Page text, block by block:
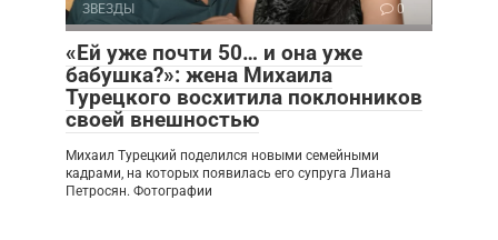
ЗВЕЗДЫ 0
«Ей уже почти 50… и она уже
бабушка?»: жена Михаила
Турецкого восхитила поклонников
своей внешностью
Михаил Турецкий поделился новыми семейными
кадрами, на которых появилась его супруга Лиана
Петросян. Фотографии